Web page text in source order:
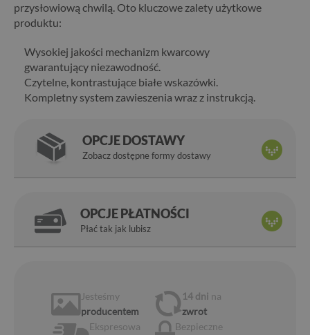
przysłowiową chwilą. Oto kluczowe zalety użytkowe
produktu:
Wysokiej jakości mechanizm kwarcowy
gwarantujący niezawodność.
Czytelne, kontrastujące białe wskazówki.
Kompletny system zawieszenia wraz z instrukcją.
OPCJE DOSTAWY
Zobacz dostępne formy dostawy
OPCJE PŁATNOŚCI
Płać tak jak lubisz
Jesteśmy
producentem
14 dni na
zwrot
Ekspresowa
Bezpieczne